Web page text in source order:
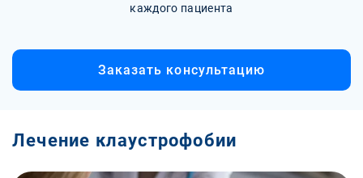
каждого пациента
Заказать консультацию
Лечение клаустрофобии